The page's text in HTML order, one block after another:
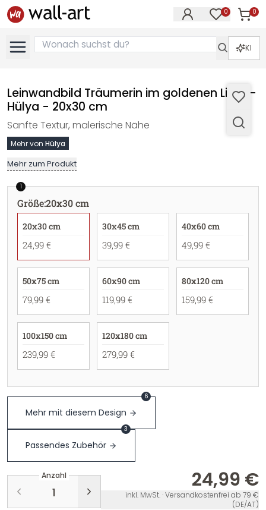
0 0
KI
Leinwandbild Träumerin im goldenen Licht -
Hülya - 20x30 cm
Sanfte Textur, malerische Nähe
Mehr von Hülya
Mehr zum Produkt
1
Größe:20x30 cm
20x30 cm
24,99 €
30x45 cm
39,99 €
40x60 cm
49,99 €
50x75 cm
79,99 €
60x90 cm
119,99 €
80x120 cm
159,99 €
100x150 cm
239,99 €
120x180 cm
279,99 €
Mehr mit diesem Design
6
Passendes Zubehör
3
Anzahl 24,99 €
inkl. MwSt. · Versandkostenfrei ab 79 €
(DE/AT)